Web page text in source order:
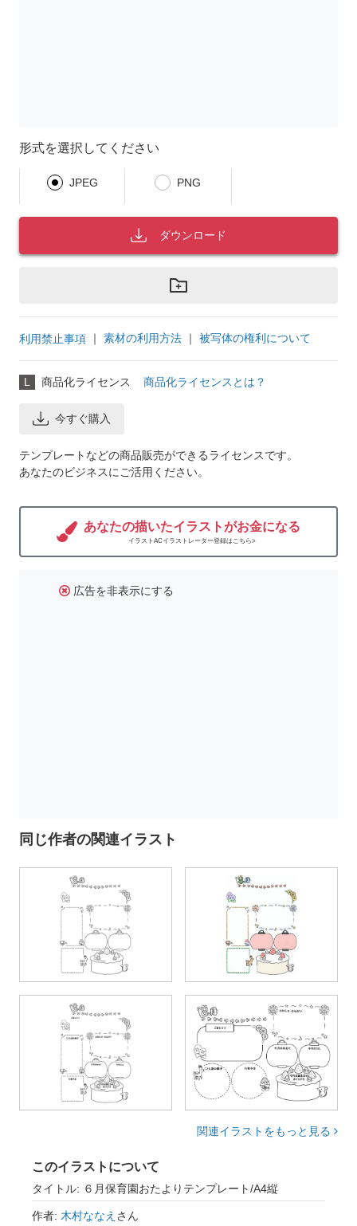
形式を選択してください
JPEG PNG
ダウンロード
利用禁止事項 ｜ 素材の利用方法 ｜ 被写体の権利について
L 商品化ライセンス 商品化ライセンスとは？
今すぐ購入
テンプレートなどの商品販売ができるライセンスです。
あなたのビジネスにご活用ください。
あなたの描いたイラストがお金になる
イラストACイラストレーター登録はこちら>
広告を非表示にする
同じ作者の関連イラスト
関連イラストをもっと見る
このイラストについて
タイトル: ６月保育園おたよりテンプレート/A4縦
作者: 木村ななえ さん